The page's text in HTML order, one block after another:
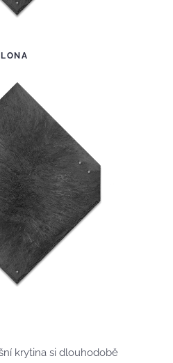
krytina si dlouhodobě